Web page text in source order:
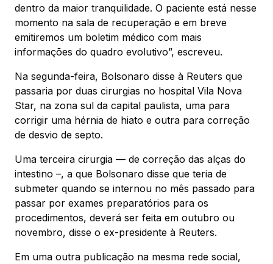
dentro da maior tranquilidade. O paciente está nesse
momento na sala de recuperação e em breve
emitiremos um boletim médico com mais
informações do quadro evolutivo”, escreveu.
Na segunda-feira, Bolsonaro disse à Reuters que
passaria por duas cirurgias no hospital Vila Nova
Star, na zona sul da capital paulista, uma para
corrigir uma hérnia de hiato e outra para correção
de desvio de septo.
Uma terceira cirurgia — de correção das alças do
intestino –, a que Bolsonaro disse que teria de
submeter quando se internou no mês passado para
passar por exames preparatórios para os
procedimentos, deverá ser feita em outubro ou
novembro, disse o ex-presidente à Reuters.
Em uma outra publicação na mesma rede social,